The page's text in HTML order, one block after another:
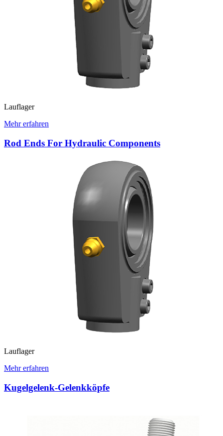
Lauflager
Mehr erfahren
Rod Ends For Hydraulic Components
Lauflager
Mehr erfahren
Kugelgelenk-Gelenkköpfe